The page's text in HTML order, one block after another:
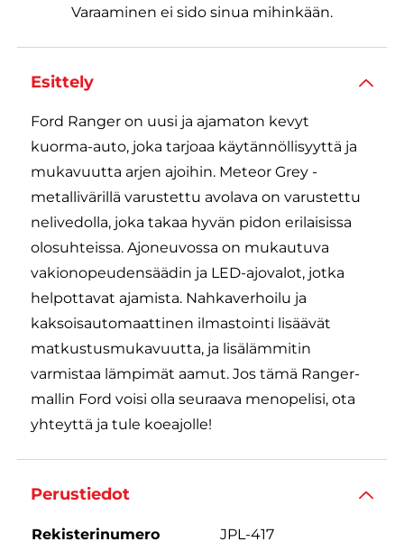
Varaaminen ei sido sinua mihinkään.
Esittely
Ford Ranger on uusi ja ajamaton kevyt
kuorma-auto, joka tarjoaa käytännöllisyyttä ja
mukavuutta arjen ajoihin. Meteor Grey -
metallivärillä varustettu avolava on varustettu
nelivedolla, joka takaa hyvän pidon erilaisissa
olosuhteissa. Ajoneuvossa on mukautuva
vakionopeudensäädin ja LED-ajovalot, jotka
helpottavat ajamista. Nahkaverhoilu ja
kaksoisautomaattinen ilmastointi lisäävät
matkustusmukavuutta, ja lisälämmitin
varmistaa lämpimät aamut. Jos tämä Ranger-
mallin Ford voisi olla seuraava menopelisi, ota
yhteyttä ja tule koeajolle!
Perustiedot
Rekisterinumero
JPL-417